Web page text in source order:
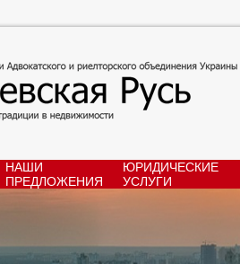
НАШИ
ПРЕДЛОЖЕНИЯ
ЮРИДИЧЕСКИЕ
УСЛУГИ